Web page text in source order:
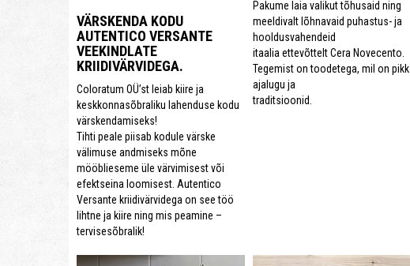
VÄRSKENDA KODU
AUTENTICO VERSANTE
VEEKINDLATE
KRIIDIVÄRVIDEGA.
Coloratum OÜ’st leiab kiire ja
keskkonnasõbraliku lahenduse kodu
värskendamiseks!
Tihti peale piisab kodule värske
välimuse andmiseks mõne
mööblieseme üle värvimisest või
efektseina loomisest. Autentico
Versante kriidivärvidega on see töö
lihtne ja kiire ning mis peamine –
tervisesõbralik!
Pakume laia valikut tõhusaid ning
meeldivalt lõhnavaid puhastus- ja
hooldusvahendeid
itaalia ettevõttelt Cera Novecento.
Tegemist on toodetega, mil on pikk
ajalugu ja
traditsioonid.